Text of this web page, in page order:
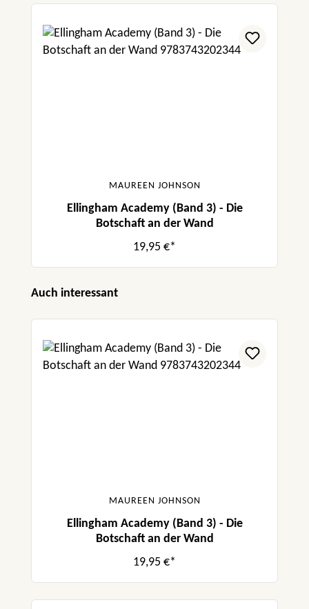
MAUREEN JOHNSON
Ellingham Academy (Band 3) - Die
Botschaft an der Wand
19,95 €*
Produktgalerie überspringen
Auch interessant
MAUREEN JOHNSON
Ellingham Academy (Band 3) - Die
Botschaft an der Wand
19,95 €*